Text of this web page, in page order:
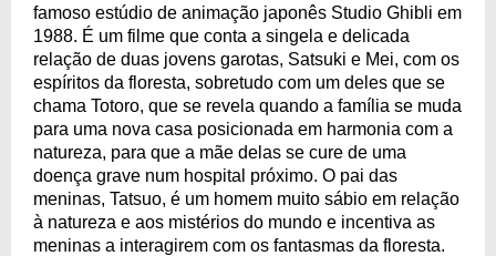
famoso estúdio de animação japonês Studio Ghibli em
1988. É um filme que conta a singela e delicada
relação de duas jovens garotas, Satsuki e Mei, com os
espíritos da floresta, sobretudo com um deles que se
chama Totoro, que se revela quando a família se muda
para uma nova casa posicionada em harmonia com a
natureza, para que a mãe delas se cure de uma
doença grave num hospital próximo. O pai das
meninas, Tatsuo, é um homem muito sábio em relação
à natureza e aos mistérios do mundo e incentiva as
meninas a interagirem com os fantasmas da floresta.